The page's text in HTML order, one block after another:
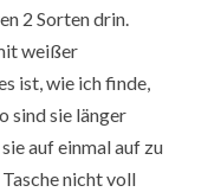
2 Sorten drin.
weißer
ist, wie ich finde,
sind sie länger
auf einmal auf zu
nicht voll